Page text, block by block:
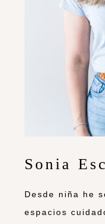
Sonia
Desde niña he
espacios